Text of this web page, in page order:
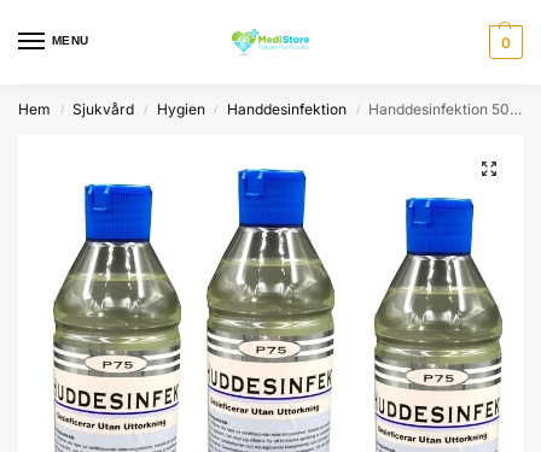
MENU 0
Hem / Sjukvård / Hygien / Handdesinfektion / Handdesinfektion 500 ml – (18 Flaskor)